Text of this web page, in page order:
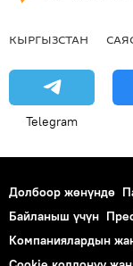
КЫРГЫЗСТАН
Telegram
Долбоор жөнүндө
Байланыш үчүн
Компаниялардын